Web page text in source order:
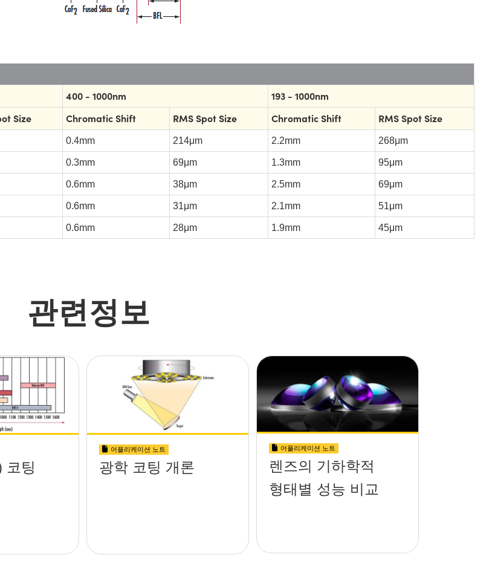
400 - 1000nm
193 - 1000nm
Size Chromatic Shift RMS Spot Size Chromatic Shift RMS Spot Size
0.4mm 214μm 2.2mm 268μm
0.3mm 69μm 1.3mm 95μm
0.6mm 38μm 2.5mm 69μm
0.6mm 31μm 2.1mm 51μm
0.6mm 28μm 1.9mm 45μm
관련정보
코팅
어플리케이션 노트
광학 코팅 개론
어플리케이션 노트
렌즈의 기하학적
형태별 성능 비교